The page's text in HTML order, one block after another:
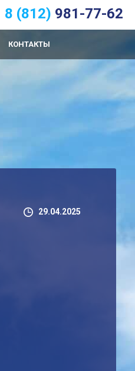
8 (812) 981-77-62
КОНТАКТЫ
29.04.2025